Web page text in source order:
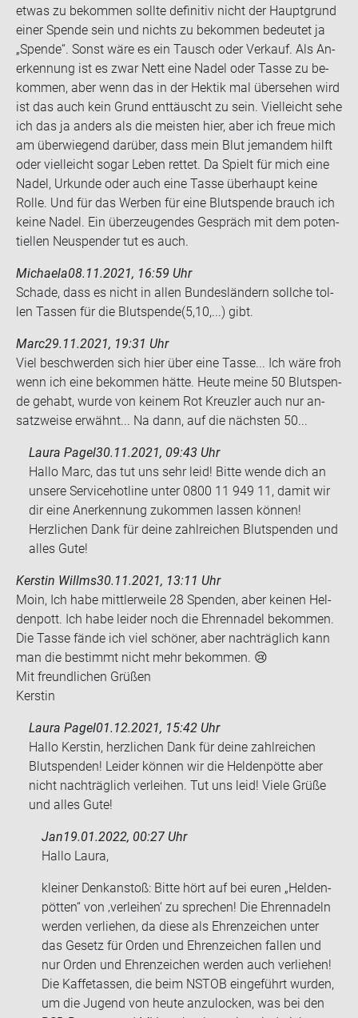
etwas zu be­kom­men soll­te de­fi­ni­tiv nicht der Haupt­grund
einer Spen­de sein und nichts zu be­kom­men be­deu­tet ja
„Spen­de“. Sonst wäre es ein Tausch oder Ver­kauf. Als An­
er­ken­nung ist es zwar Nett eine Nadel oder Tasse zu be­
kom­men, aber wenn das in der Hek­tik mal über­se­hen wird
ist das auch kein Grund ent­täuscht zu sein. Viel­leicht sehe
ich das ja an­ders als die meis­ten hier, aber ich freue mich
am über­wie­gend dar­über, dass mein Blut je­man­dem hilft
oder viel­leicht sogar Leben ret­tet. Da Spielt für mich eine
Nadel, Ur­kun­de oder auch eine Tasse über­haupt keine
Rolle. Und für das Wer­ben für eine Blut­spen­de brauch ich
keine Nadel. Ein über­zeu­gen­des Ge­spräch mit dem po­ten­
ti­el­len Neu­spen­der tut es auch.
Michaela08.11.2021, 16:59 Uhr
Scha­de, dass es nicht in allen Bun­des­län­dern soll­che tol­
len Tas­sen für die Blut­spen­de(5,10,...) gibt.
Marc29.11.2021, 19:31 Uhr
Viel be­schwer­den sich hier über eine Tasse... Ich wäre froh
wenn ich eine be­kom­men hätte. Heute meine 50 Blut­spen­
de ge­habt, wurde von kei­nem Rot Kreuz­ler auch nur an­
satz­wei­se er­wähnt... Na dann, auf die nächs­ten 50...
Laura Pagel30.11.2021, 09:43 Uhr
Hallo Marc, das tut uns sehr leid! Bitte wende dich an
unsere Servicehotline unter 0800 11 949 11, damit wir
dir eine Anerkennung zukommen lassen können!
Herzlichen Dank für deine zahlreichen Blutspenden und
alles Gute!
Kerstin Willms30.11.2021, 13:11 Uhr
Moin, Ich habe mitt­ler­wei­le 28 Spen­den, aber kei­nen Hel­
den­pott. Ich habe lei­der noch die Eh­ren­na­del be­kom­men.
Die Tasse fände ich viel schö­ner, aber nach­träg­lich kann
man die be­stimmt nicht mehr be­kom­men. 😢
Mit freund­li­chen Grü­ßen
Kers­tin
Laura Pagel01.12.2021, 15:42 Uhr
Hallo Kerstin, herzlichen Dank für deine zahlreichen
Blutspenden! Leider können wir die Heldenpötte aber
nicht nachträglich verleihen. Tut uns leid! Viele Grüße
und alles Gute!
Jan19.01.2022, 00:27 Uhr
Hallo Laura,
klei­ner Denk­an­stoß: Bitte hört auf bei euren „Hel­den­
pöt­ten“ von ‚ver­lei­hen‘ zu spre­chen! Die Eh­ren­na­deln
wer­den ver­lie­hen, da diese als Eh­ren­zei­chen unter
das Ge­setz für Orden und Eh­ren­zei­chen fal­len und
nur Orden und Eh­ren­zei­chen wer­den auch ver­lie­hen!
Die Kaff­e­tas­sen, die beim NSTOB ein­ge­führt wur­den,
um die Ju­gend von heute an­zu­lo­cken, was bei den